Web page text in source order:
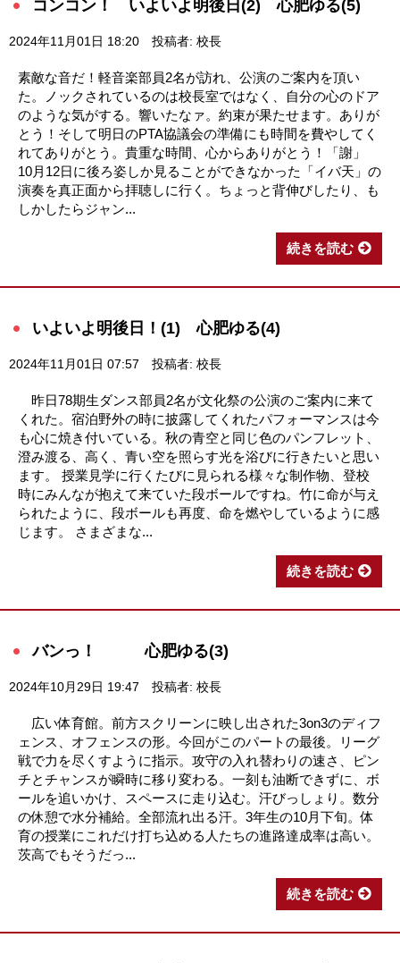
コンコン！ いよいよ明後日(2) 心肥ゆる(5)
2024年11月01日 18:20 投稿者: 校長
素敵な音だ！軽音楽部員2名が訪れ、公演のご案内を頂い
た。ノックされているのは校長室ではなく、自分の心のドア
のような気がする。響いたなァ。約束が果たせます。ありが
とう！そして明日のPTA協議会の準備にも時間を費やしてく
れてありがとう。貴重な時間、心からありがとう！「謝」
10月12日に後ろ姿しか見ることができなかった「イバ天」の
演奏を真正面から拝聴しに行く。ちょっと背伸びしたり、も
しかしたらジャン...
続きを読む
いよいよ明後日！(1) 心肥ゆる(4)
2024年11月01日 07:57 投稿者: 校長
昨日78期生ダンス部員2名が文化祭の公演のご案内に来て
くれた。宿泊野外の時に披露してくれたパフォーマンスは今
も心に焼き付いている。秋の青空と同じ色のパンフレット、
澄み渡る、高く、青い空を照らす光を浴びに行きたいと思い
ます。 授業見学に行くたびに見られる様々な制作物、登校
時にみんなが抱えて来ていた段ボールですね。竹に命が与え
られたように、段ボールも再度、命を燃やしているように感
じます。 さまざまな...
続きを読む
バンっ！ 心肥ゆる(3)
2024年10月29日 19:47 投稿者: 校長
広い体育館。前方スクリーンに映し出された3on3のディフ
ェンス、オフェンスの形。今回がこのパートの最後。リーグ
戦で力を尽くすように指示。攻守の入れ替わりの速さ、ピン
チとチャンスが瞬時に移り変わる。一刻も油断できずに、ボ
ールを追いかけ、スペースに走り込む。汗びっしょり。数分
の休憩で水分補給。全部流れ出る汗。3年生の10月下旬。体
育の授業にこれだけ打ち込める人たちの進路達成率は高い。
茨高でもそうだっ...
続きを読む